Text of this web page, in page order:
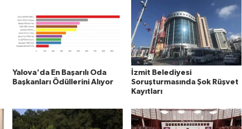
Yalova'da En Başarılı Oda
Başkanları Ödüllerini Alıyor
İzmit Belediyesi
Soruşturmasında Şok Rüşvet
Kayıtları